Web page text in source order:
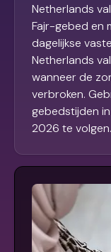
Netherlands
Fajr-gebed en
dagelijkse
Netherlands
wanneer de
verbroken.
gebedstijden
2026 te volgen.